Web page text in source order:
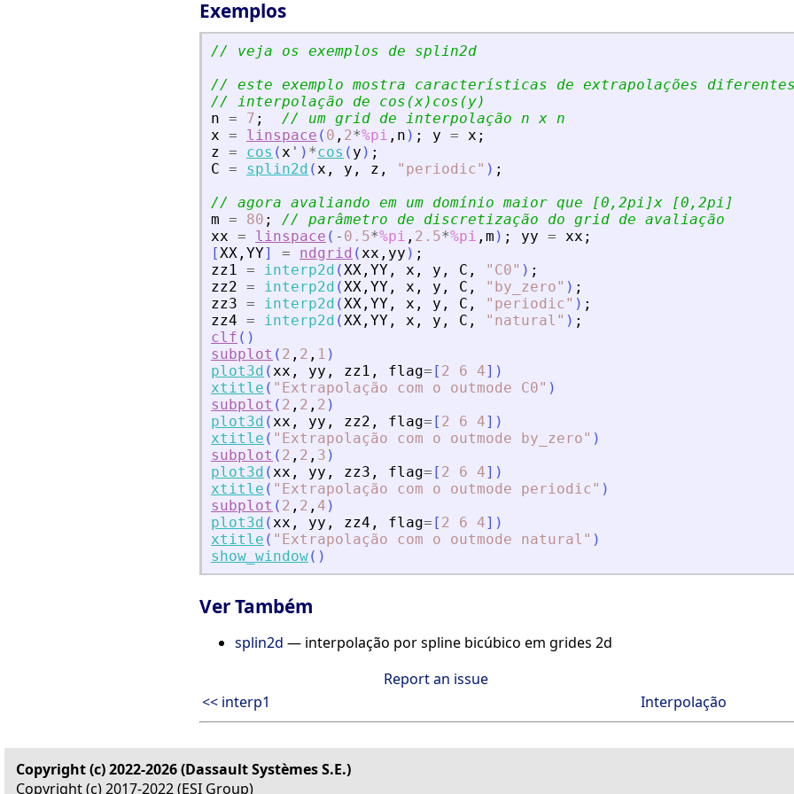
Exemplos
// veja os exemplos de splin2d
// este exemplo mostra características de extrapolações
// interpolação de cos(x)cos(y)
n = 7 ;
// um grid de interpolação n x n
x = linspace ( 0 , 2*%pi , n ) ; y = x ;
z = cos (x ' ) *cos ( y ) ;
C = splin2d (x , y , z , " periodic" ) ;
// agora avaliando em um domínio maior que [0,2pi]x [0,2pi]
m = 80 ;
// parâmetro de discretização do grid de avaliação
xx = linspace ( - 0.5*%pi , 2.5*%pi , m ) ; yy = xx ;
[XX , YY] = ndgrid (xx , yy ) ;
zz1 = interp2d (XX , YY , x , y , C , " C0" ) ;
zz2 = interp2d (XX , YY , x , y , C , " by_zero" ) ;
zz3 = interp2d (XX , YY , x , y , C , " periodic" ) ;
zz4 = interp2d (XX , YY , x , y , C , " natural " ) ;
clf ( )
subplot ( 2 , 2 , 1 )
plot3d (xx , yy , zz1 , flag= [ 2 6 4] )
xtitle ( " Extrapolação com o outmode C0" )
subplot ( 2 , 2 , 2 )
plot3d (xx , yy , zz2 , flag= [ 2 6 4] )
xtitle ( " Extrapolação com o outmode by_zero" )
subplot ( 2 , 2 , 3 )
plot3d (xx , yy , zz3 , flag= [ 2 6 4] )
xtitle ( " Extrapolação com o outmode periodic" )
subplot ( 2 , 2 , 4 )
plot3d (xx , yy , zz4 , flag= [ 2 6 4] )
xtitle ( " Extrapolação com o outmode natural " )
show_window( )
Ver Também
splin2d — interpolação por spline bicúbico em grides 2d
Report an issue
<< interp1
Interpolação
Copyright (c) 2022-2026 (Dassault Systèmes S.E.)
Copyright (c) 2017-2022 (ESI Group)